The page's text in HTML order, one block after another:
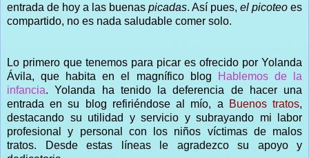
entrada de hoy a las buenas picadas. Así pues, el picoteo es
compartido, no es nada saludable comer solo.
Lo primero que tenemos para picar es ofrecido por Yolanda
Ávila, que habita en el magnífico blog
Hablemos de la
infancia. Yolanda ha tenido la deferencia de hacer una
entrada en su blog refiriéndose al mío, a
Buenos tratos,
destacando su utilidad y servicio y subrayando mi labor
profesional y personal con los niños víctimas de malos
tratos. Desde estas líneas le agradezco su apoyo y